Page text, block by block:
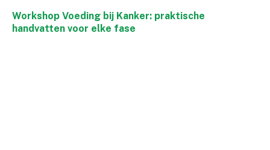
Workshop Voeding bij Kanker: praktische
handvatten voor elke fase